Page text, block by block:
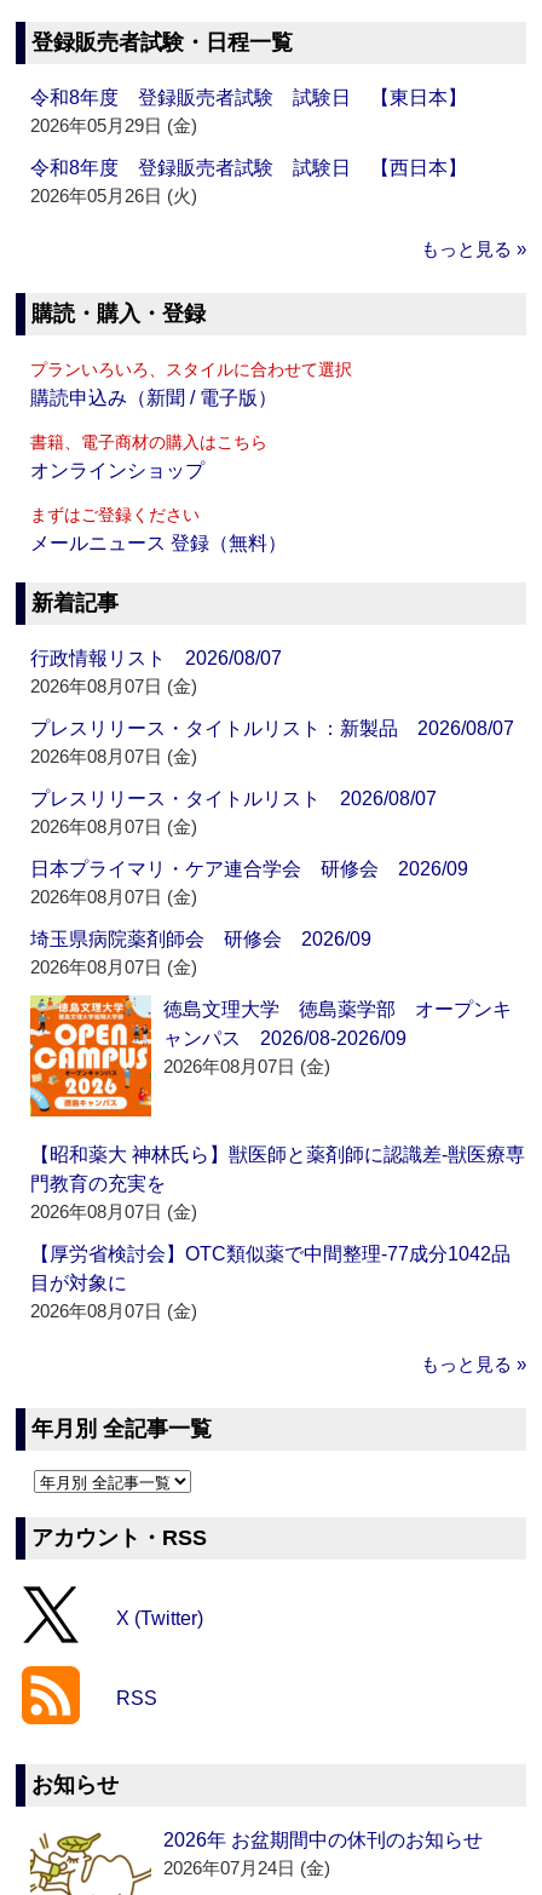
登録販売者試験・日程一覧
令和8年度 登録販売者試験 試験日 【東日本】
2026年05月29日 (金)
令和8年度 登録販売者試験 試験日 【西日本】
2026年05月26日 (火)
もっと見る »
購読・購入・登録
プランいろいろ、スタイルに合わせて選択
購読申込み（新聞 / 電子版）
書籍、電子商材の購入はこちら
オンラインショップ
まずはご登録ください
メールニュース 登録（無料）
新着記事
行政情報リスト 2026/08/07
2026年08月07日 (金)
プレスリリース・タイトルリスト：新製品 2026/08/07
2026年08月07日 (金)
プレスリリース・タイトルリスト 2026/08/07
2026年08月07日 (金)
日本プライマリ・ケア連合学会 研修会 2026/09
2026年08月07日 (金)
埼玉県病院薬剤師会 研修会 2026/09
2026年08月07日 (金)
徳島文理大学 徳島薬学部 オープンキ
ャンパス 2026/08-2026/09
2026年08月07日 (金)
【昭和薬大 神林氏ら】獣医師と薬剤師に認識差‐獣医療専
門教育の充実を
2026年08月07日 (金)
【厚労省検討会】OTC類似薬で中間整理‐77成分1042品
目が対象に
2026年08月07日 (金)
もっと見る »
年月別 全記事一覧
アカウント・RSS
X (Twitter)
RSS
お知らせ
2026年 お盆期間中の休刊のお知らせ
2026年07月24日 (金)